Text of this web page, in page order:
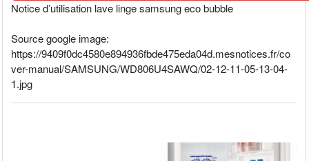
Notice d’utilisation lave linge samsung eco bubble
Source google image:
https://9409f0dc4580e894936fbde475eda04d.mesnotices.fr/co
ver-manual/SAMSUNG/WD806U4SAWQ/02-12-11-05-13-04-
1.jpg